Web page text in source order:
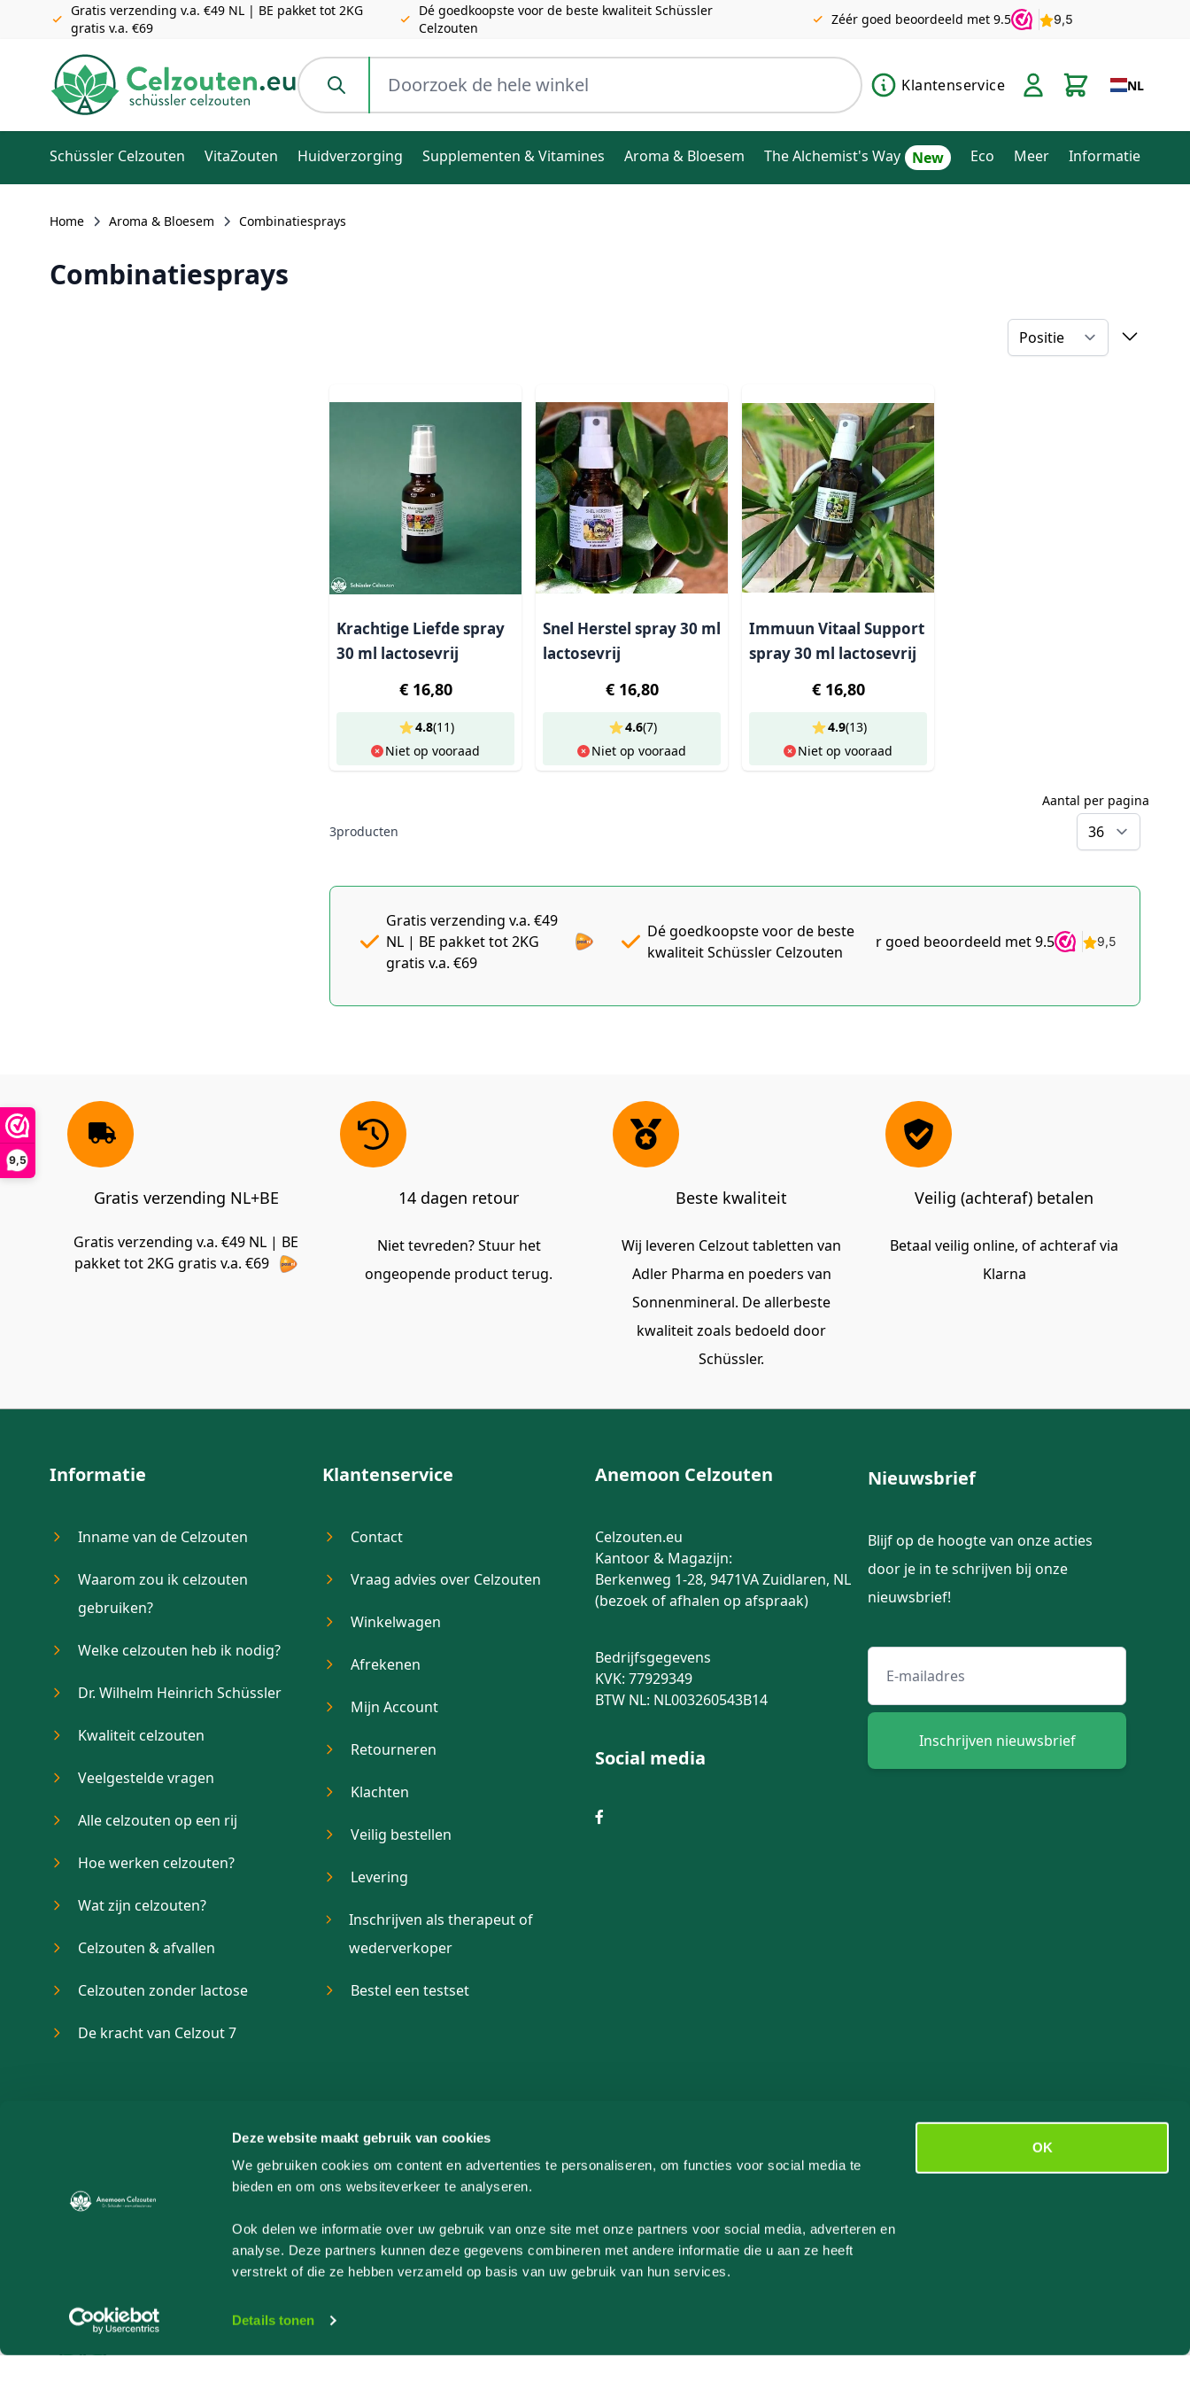
9,5
Deze website maakt gebruik van cookies
We gebruiken cookies om content en advertenties te personaliseren, om functies voor social media te
bieden en om ons websiteverkeer te analyseren.
Ook delen we informatie over uw gebruik van onze site met onze partners voor social media, adverteren en
analyse. Deze partners kunnen deze gegevens combineren met andere informatie die u aan ze heeft
verstrekt of die ze hebben verzameld op basis van uw gebruik van hun services.
Details tonen
OK
Gratis verzending v.a. €49 NL | BE pakket tot 2KG
gratis v.a. €69
Dé goedkoopste voor de beste kwaliteit Schüssler
Celzouten
Zéér goed beoordeeld met 9.5
Doorzoek de hele winkel
Klantenservice
NL
Schüssler Celzouten VitaZouten Huidverzorging Supplementen & Vitamines Aroma & Bloesem The Alchemist's Way Eco Meer Informatie
Home Aroma & Bloesem Combinatiesprays
Combinatiesprays
Online advies en vragen
Krachtige Liefde spray
30 ml lactosevrij
€ 16,80
Niet op vooraad
4.8(11)
Snel Herstel spray 30 ml
lactosevrij
€ 16,80
Niet op vooraad
4.6(7)
Immuun Vitaal Support
spray 30 ml lactosevrij
€ 16,80
Niet op vooraad
4.9(13)
3producten
Aantal per pagina
Gratis verzending v.a. €49
NL | BE pakket tot 2KG
gratis v.a. €69
Dé goedkoopste voor de beste
kwaliteit Schüssler Celzouten
Zéér goed beoordeeld met 9.5
Gratis verzending NL+BE
Gratis verzending v.a. €49 NL | BE
pakket tot 2KG gratis v.a. €69
14 dagen retour
Niet tevreden? Stuur het
ongeopende product terug.
Beste kwaliteit
Wij leveren Celzout tabletten van
Adler Pharma en poeders van
Sonnenmineral. De allerbeste
kwaliteit zoals bedoeld door
Schüssler.
Veilig (achteraf) betalen
Betaal veilig online, of achteraf via
Klarna
Informatie
Inname van de Celzouten
Waarom zou ik celzouten
gebruiken?
Welke celzouten heb ik nodig?
Dr. Wilhelm Heinrich Schüssler
Kwaliteit celzouten
Veelgestelde vragen
Alle celzouten op een rij
Hoe werken celzouten?
Wat zijn celzouten?
Celzouten & afvallen
Celzouten zonder lactose
De kracht van Celzout 7
Klantenservice
Contact
Vraag advies over Celzouten
Winkelwagen
Afrekenen
Mijn Account
Retourneren
Klachten
Veilig bestellen
Levering
Inschrijven als therapeut of
wederverkoper
Bestel een testset
Anemoon Celzouten
Celzouten.eu
Kantoor & Magazijn:
Berkenweg 1-28, 9471VA Zuidlaren, NL
(bezoek of afhalen op afspraak)
Bedrijfsgegevens
KVK: 77929349
BTW NL: NL003260543B14
Social media
Nieuwsbrief
Blijf op de hoogte van onze acties
door je in te schrijven bij onze
nieuwsbrief!
Email adres
Inschrijven nieuwsbrief
Privacyverklaring Algemene voorwaarden